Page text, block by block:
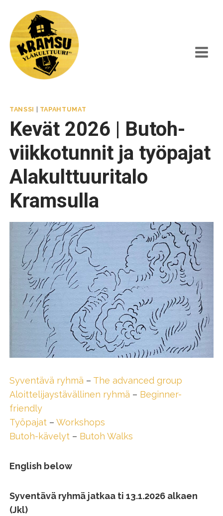
sisältöön
TANSSI TAPAHTUMAT
Kevät 2026 | Butoh-
viikkotunnit ja työpajat
Alakulttuuritalo
Kramsulla
Syventävä ryhmä – The advanced group
Aloittelijaystävällinen ryhmä – Beginner-
friendly
Työpajat –Workshops
Butoh-kävelyt – Butoh Walks
English below
Syventävä ryhmä jatkaa ti 13.1.2026 alkaen
(Jkl)